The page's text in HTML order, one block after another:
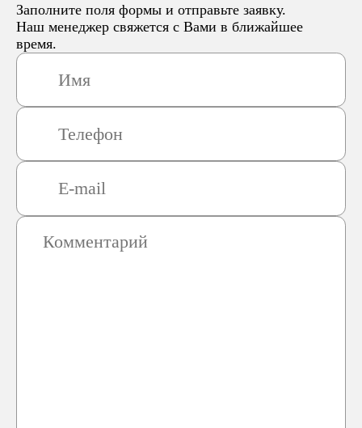
Заполните поля формы и отправьте заявку.
Наш менеджер свяжется с Вами в ближайшее
время.